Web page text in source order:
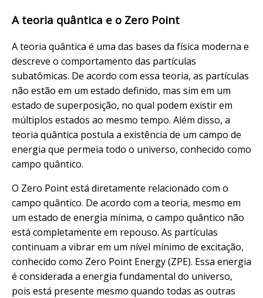
A teoria quântica e o Zero Point
A teoria quântica é uma das bases da física moderna e
descreve o comportamento das partículas
subatômicas. De acordo com essa teoria, as partículas
não estão em um estado definido, mas sim em um
estado de superposição, no qual podem existir em
múltiplos estados ao mesmo tempo. Além disso, a
teoria quântica postula a existência de um campo de
energia que permeia todo o universo, conhecido como
campo quântico.
O Zero Point está diretamente relacionado com o
campo quântico. De acordo com a teoria, mesmo em
um estado de energia mínima, o campo quântico não
está completamente em repouso. As partículas
continuam a vibrar em um nível mínimo de excitação,
conhecido como Zero Point Energy (ZPE). Essa energia
é considerada a energia fundamental do universo,
pois está presente mesmo quando todas as outras